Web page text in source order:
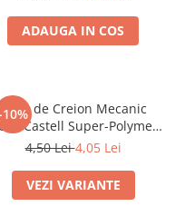
ADAUGA IN COS
Mine de Creion Mecanic
Castell Super-Polymer,
0,5 mm, HB/B, 12 Bucăți
4,50 Lei4,05 Lei
VEZI VARIANTE